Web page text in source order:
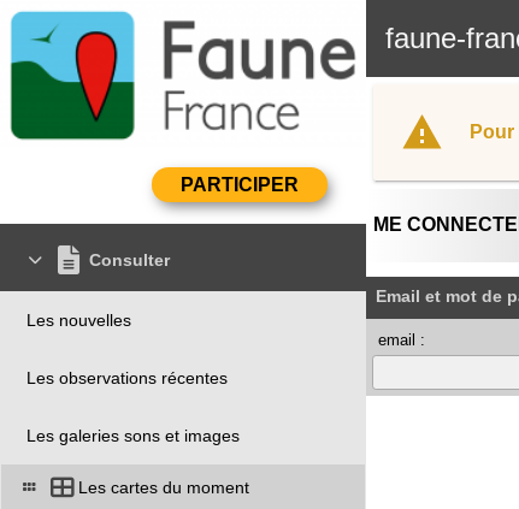
faune-
Consulter
Les nouvelles
Les observations récentes
Les galeries sons et images
Les cartes du moment
ME
Email et mot de
email :